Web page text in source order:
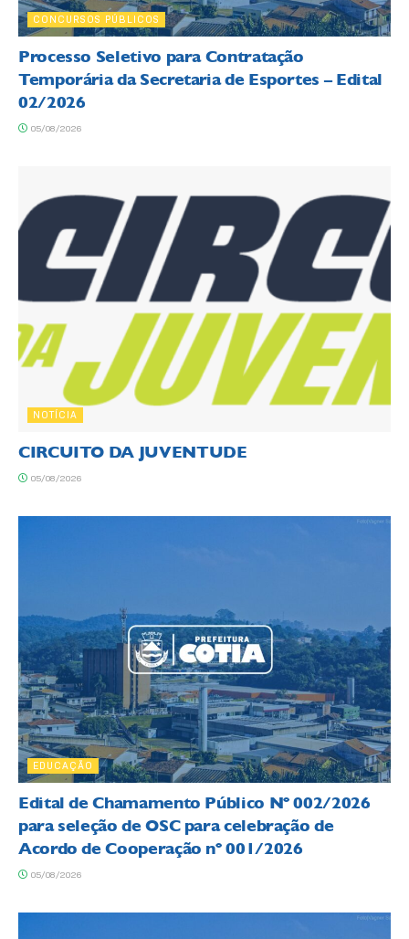
CONCURSOS PÚBLICOS
Processo Seletivo para Contratação
Temporária da Secretaria de Esportes – Edital
02/2026
05/08/2026
NOTÍCIA
CIRCUITO DA JUVENTUDE
05/08/2026
EDUCAÇÃO
Edital de Chamamento Público Nº 002/2026
para seleção de OSC para celebração de
Acordo de Cooperação nº 001/2026
05/08/2026